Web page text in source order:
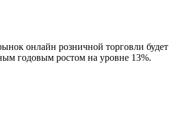
онлайн розничной торговли будет
годовым ростом на уровне 13%.